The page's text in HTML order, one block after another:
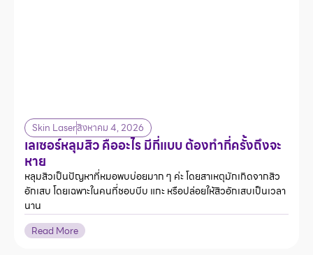
Skin Laserสิงหาคม 4, 2026
เลเซอร์หลุมสิว คืออะไร มีกี่แบบ ต้องทำกี่ครั้งถึงจะ
หาย
หลุมสิวเป็นปัญหาที่หมอพบบ่อยมาก ๆ ค่ะ โดยสาเหตุมักเกิดจากสิว
อักเสบ โดยเฉพาะในคนที่ชอบบีบ แกะ หรือปล่อยให้สิวอักเสบเป็นเวลา
นาน
Read More